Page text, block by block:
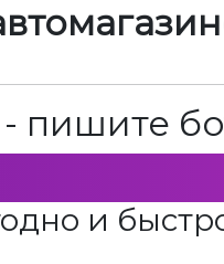
пишите
и